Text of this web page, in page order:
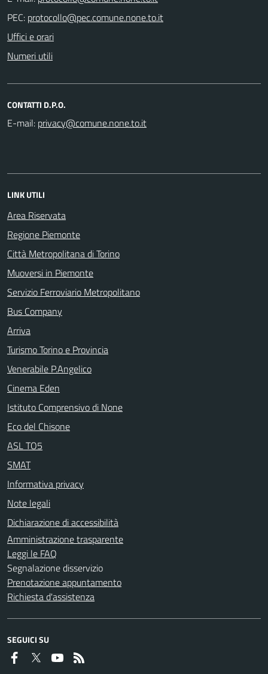
PEC:
Uffici e orari
Numeri utili
CONTATTI D.P.O.
E-mail:
LINK UTILI
Area Riservata
Regione Piemonte
Città Metropolitana di Torino
Muoversi in Piemonte
Servizio Ferroviario Metropolitano
Bus Company
Arriva
Turismo Torino e Provincia
Venerabile P.Angelico
Cinema Eden
Istituto Comprensivo di None
Eco del Chisone
ASL TO5
SMAT
Informativa privacy
Note legali
Dichiarazione di accessibilità
Amministrazione trasparente
Leggi le FAQ
Segnalazione disservizio
Prenotazione appuntamento
Richiesta d'assistenza
SEGUICI SU